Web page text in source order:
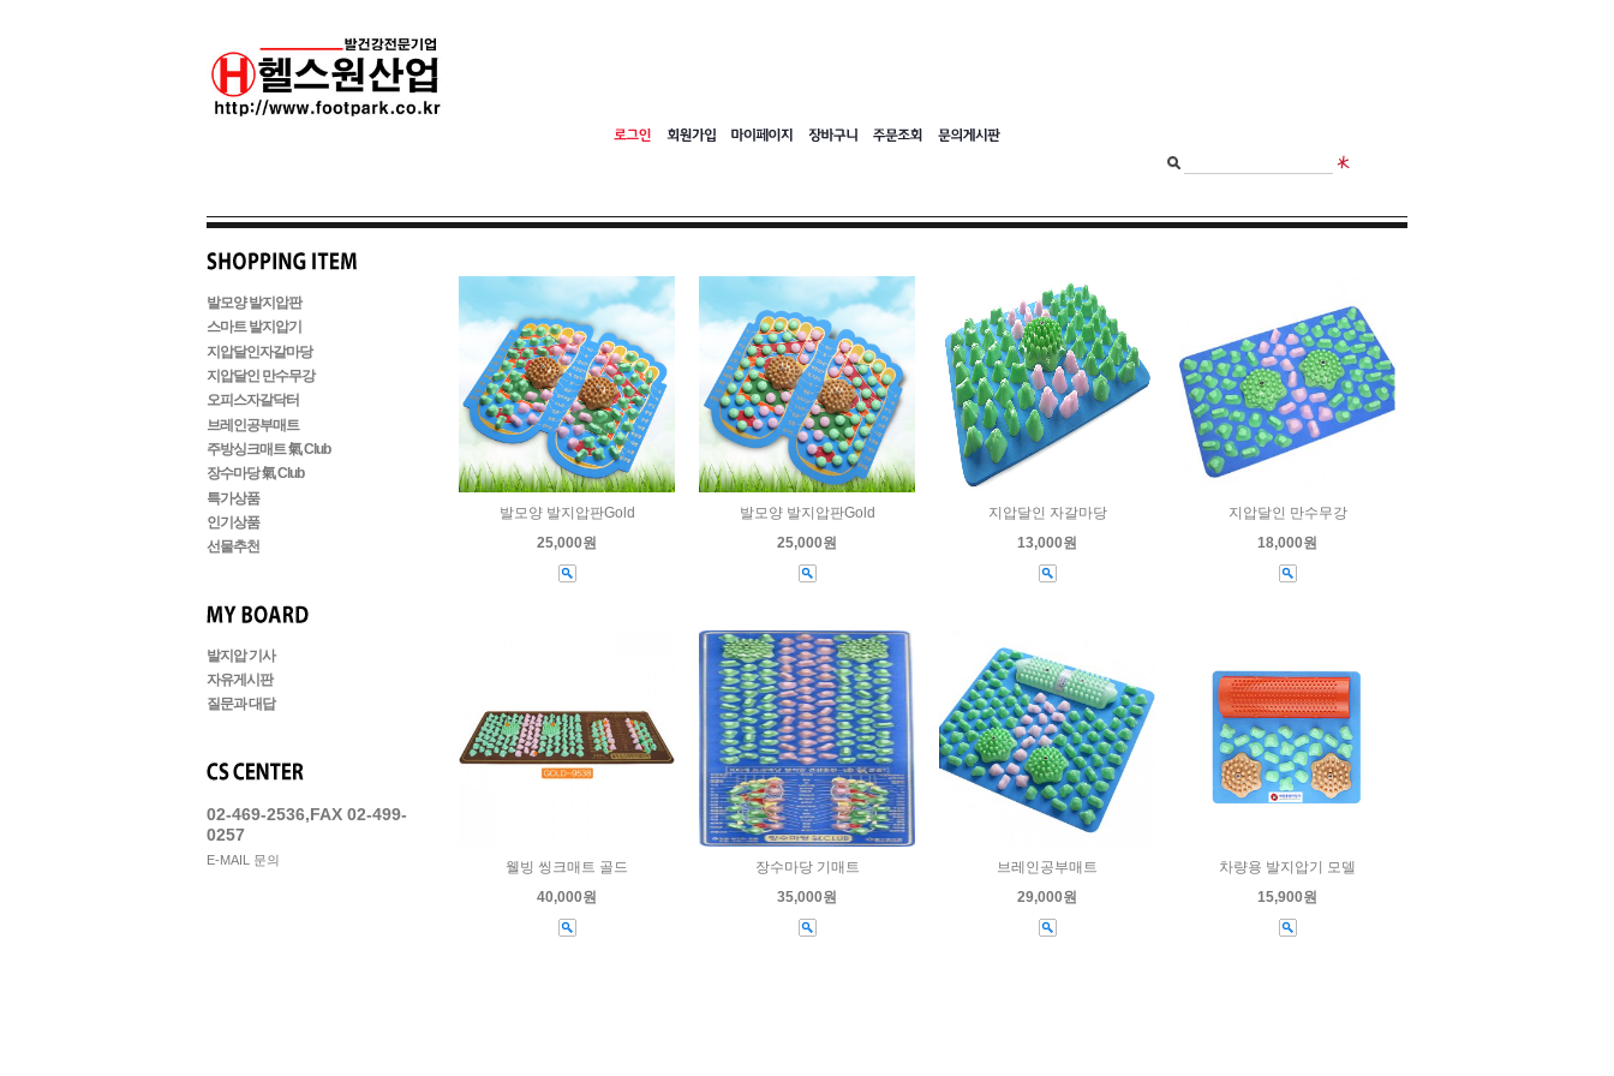
발모양 발지압판
스마트 발지압기
지압달인자갈마당
지압달인 만수무강
오피스자갈닥터
브레인공부매트
주방싱크매트 氣 Club
장수마당 氣 Club
특가상품
인기상품
선물추천
발지압 기사
자유게시판
질문과 대답
02-469-2536,FAX 02-499-
0257
E-MAIL 문의
발모양 발지압판Gold
25,000원
발모양 발지압판Gold
25,000원
지압달인 자갈마당
13,000원
지압달인 만수무강
18,000원
웰빙 씽크매트 골드
40,000원
장수마당 기매트
35,000원
브레인공부매트
29,000원
차량용 발지압기 모델
15,900원